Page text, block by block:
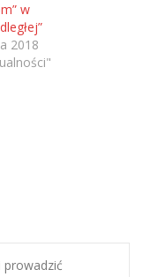
w
2018
prowadzić